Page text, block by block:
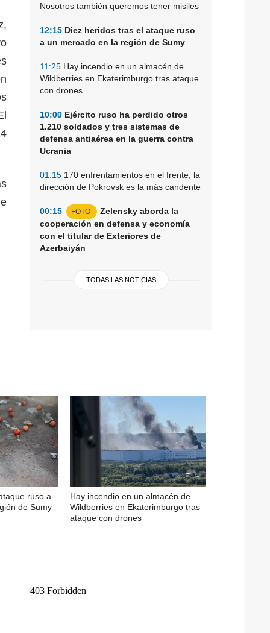
Nosotros también queremos tener misiles
12:15 Diez heridos tras el ataque ruso
a un mercado en la región de Sumy
11:25 Hay incendio en un almacén de
Wildberries en Ekaterimburgo tras ataque
con drones
10:00 Ejército ruso ha perdido otros
1.210 soldados y tres sistemas de
defensa antiaérea en la guerra contra
Ucrania
01:15 170 enfrentamientos en el frente, la
dirección de Pokrovsk es la más candente
00:15 FOTO
Zelensky aborda la
cooperación en defensa y economía
con el titular de Exteriores de
Azerbaiyán
TODAS LAS NOTICIAS
ruso a
de Sumy
Hay incendio en un almacén de
Wildberries en Ekaterimburgo tras
ataque con drones